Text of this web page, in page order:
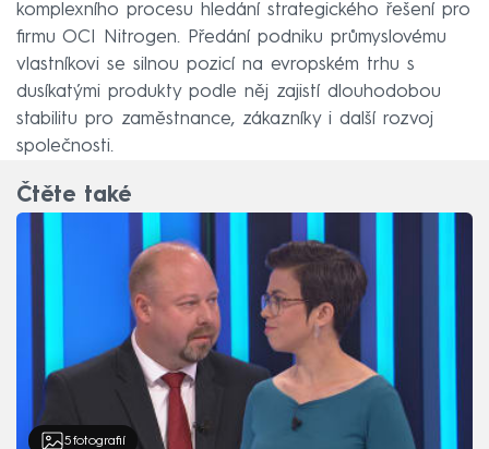
komplexního procesu hledání strategického řešení pro
firmu OCI Nitrogen. Předání podniku průmyslovému
vlastníkovi se silnou pozicí na evropském trhu s
dusíkatými produkty podle něj zajistí dlouhodobou
stabilitu pro zaměstnance, zákazníky i další rozvoj
společnosti.
Čtěte také
5 fotografií